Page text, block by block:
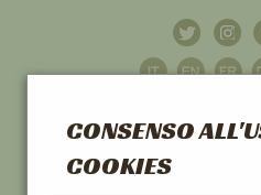
CONSENSO
COOKIES